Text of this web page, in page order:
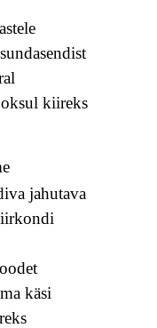
kiireks
jahutava
käsi